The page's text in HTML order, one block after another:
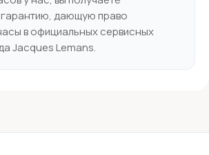
дающую право
в официальных сервисных
Jacques Lemans.